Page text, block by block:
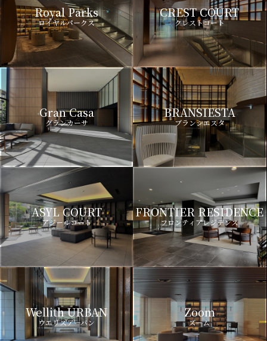
Royal Parks
ロイヤルパークス
CREST COURT
クレストコート
Gran Casa
グランカーサ
BRANSIESTA
ブランシエスタ
ASYL COURT
アジールコート
FRONTIER RESIDENCE
フロンティアレジデンス
Wellith URBAN
ウエリスアーバン
Zoom
ズーム